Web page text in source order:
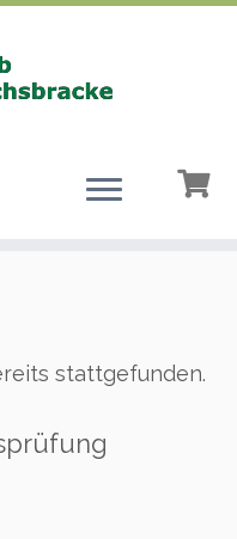
stattgefunden.